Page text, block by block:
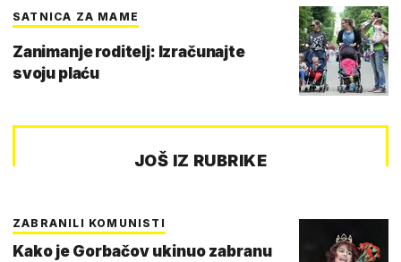
SATNICA ZA MAME
Zanimanje roditelj: Izračunajte
svoju plaću
JOŠ IZ RUBRIKE
ZABRANILI KOMUNISTI
Kako je Gorbačov ukinuo zabranu